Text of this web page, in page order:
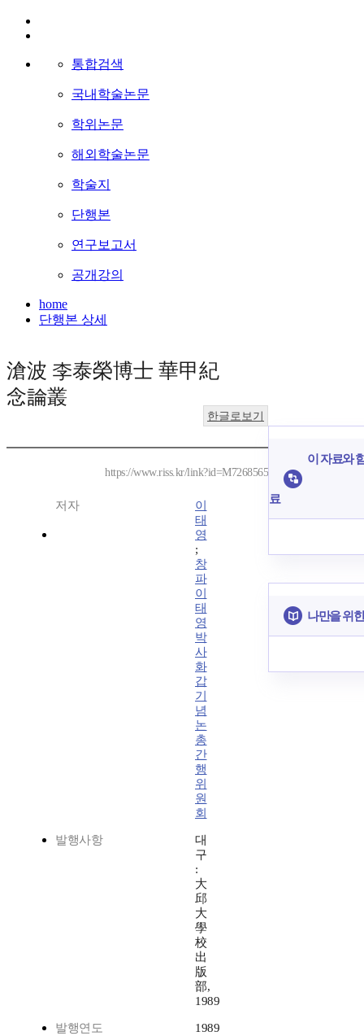
통합검색
국내학술논문
학위논문
해외학술논문
학술지
단행본
연구보고서
공개강의
home
단행본 상세
滄波 李泰榮博士 華甲紀
念論叢
한글로보기
https://www.riss.kr/link?id=M7268565
저자
이
태
영
;
창
파
이
태
영
박
사
화
갑
기
념
논
총
간
행
위
원
회
발행사항
대
구
:
大
邱
大
學
校
出
版
部,
1989
발행연도 1989
이 자료와
료
나만을 위